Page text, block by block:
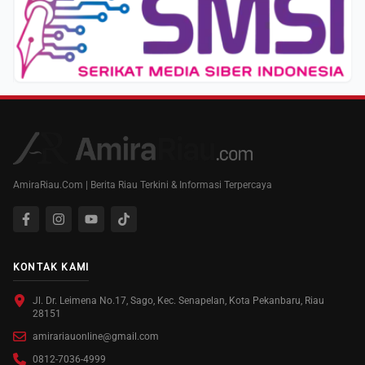
AmiraRiau.Com | Berita Riau Terkini & Informasi Terpercaya
KONTAK KAMI
Jl. Dr. Leimena No.17, Sago, Kec. Senapelan, Kota Pekanbaru, Riau
28151
amirariauonline@gmail.com
0812-7036-4999